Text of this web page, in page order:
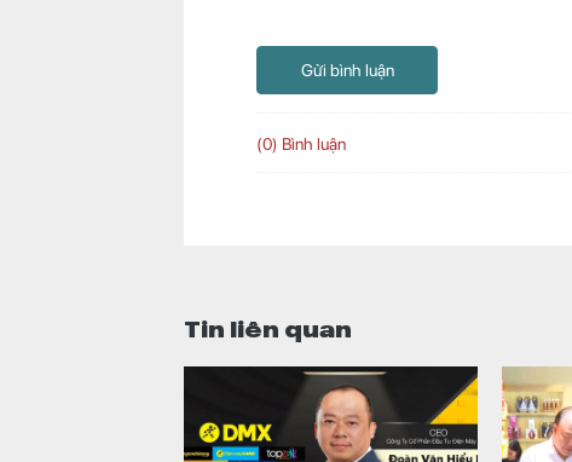
Gửi bình luận
(0) Bình luận
Tin liên quan